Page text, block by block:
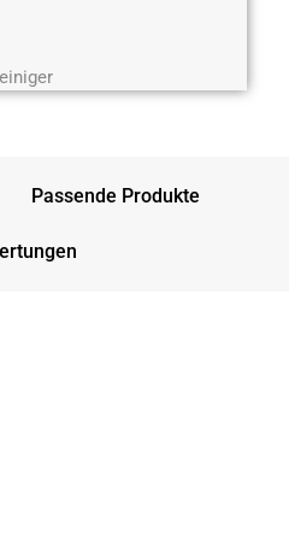
Passende Produkte